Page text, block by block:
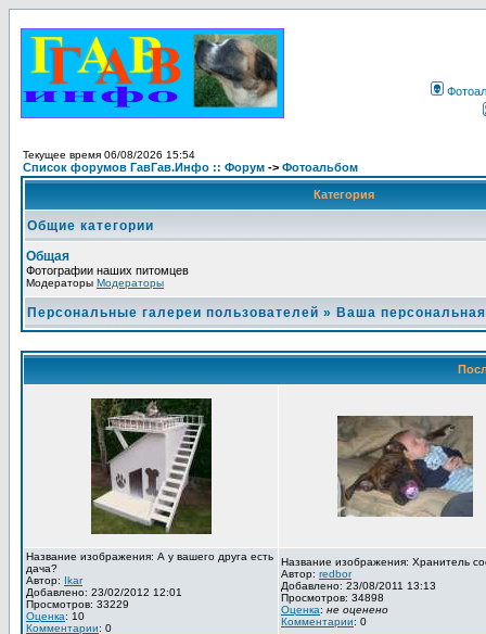
Текущее время 06/08/2026 15:54
Список форумов ГавГав.Инфо :: Форум -> Фотоальбом
Категория
Общие категории
Общая
Фотографии наших питомцев
Модераторы Модераторы
Персональные галереи пользователей » Ваша
Название изображения: А у вашего друга есть
дача?
Автор: Ikar
Добавлено: 23/02/2012 12:01
Просмотров: 33229
Оценка: 10
Комментарии: 0
Название изображения: Хранитель
Автор: redbor
Добавлено: 23/08/2011 13:13
Просмотров: 34898
Оценка: не оценено
Комментарии: 0